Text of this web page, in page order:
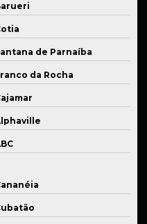
de Parnaíba
da Rocha